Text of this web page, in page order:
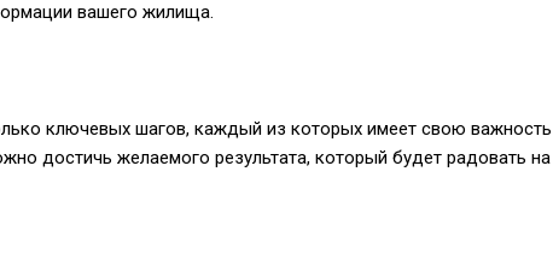
вашего жилища.
ключевых шагов, каждый из которых имеет свою
достичь желаемого результата, который будет радовать на